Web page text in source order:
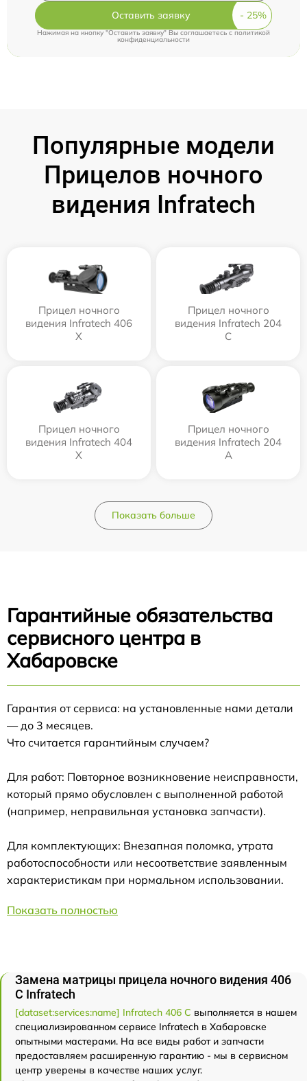
Оставить заявку
Нажимая на кнопку "Оставить заявку" Вы соглашаетесь cполитикой
конфиденциальности
Популярные модели
Прицелов ночного
видения Infratech
Прицел ночного
видения Infratech 406
Х
Прицел ночного
видения Infratech 204
С
Прицел ночного
видения Infratech 404
Х
Прицел ночного
видения Infratech 204
А
Показать больше
Гарантийные обязательства
сервисного центра в
Хабаровске
Гарантия от сервиса: на установленные нами детали
— до 3 месяцев.
Что считается гарантийным случаем?
Для работ: Повторное возникновение неисправности,
который прямо обусловлен с выполненной работой
(например, неправильная установка запчасти).
Для комплектующих: Внезапная поломка, утрата
работоспособности или несоответствие заявленным
характеристикам при нормальном использовании.
Показать полностью
Замена матрицы прицела ночного видения 406
С Infratech
[dataset:services:name] Infratech 406 С выполняется в нашем
специализированном сервисе Infratech в Хабаровске
опытными мастерами. На все виды работ и запчасти
предоставляем расширенную гарантию - мы в сервисном
центр уверены в качестве наших услуг.